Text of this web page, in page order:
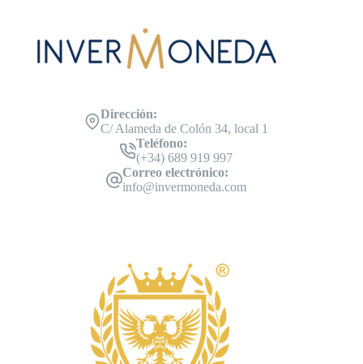
Dirección:
C/ Alameda de Colón 34, local 1
Teléfono:
(+34) 689 919 997
Correo electrónico:
info@invermoneda.com